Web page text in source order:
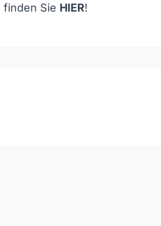
finden Sie HIER!